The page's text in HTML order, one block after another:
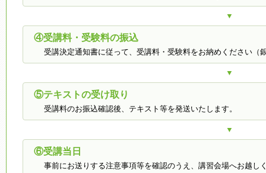
▼
④受講料・受験料の振込
受講決定通知書に従って、受講料・受験料をお納めください（
▼
⑤テキストの受け取り
受講料のお振込確認後、テキスト等を発送いたします。
▼
⑥受講当日
事前にお送りする注意事項等を確認のうえ、講習会場へお越し